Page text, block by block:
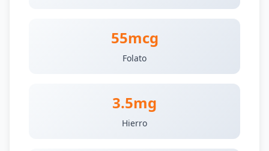
55mcg
Folato
3.5mg
Hierro